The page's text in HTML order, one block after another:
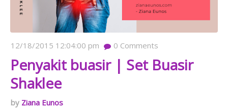
12/18/2015 12:04:00 pm 0 Comments
Penyakit buasir | Set Buasir
Shaklee
Ziana Eunos